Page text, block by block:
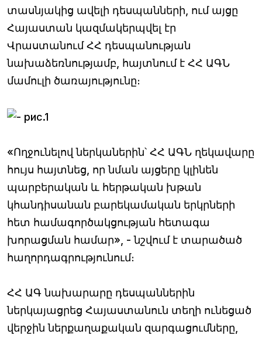
տասնյակից ավելի դեսպանների, ում այցը
Հայաստան կազմակերպվել էր
Վրաստանում ՀՀ դեսպանության
նախաձեռնությամբ, հայտնում է ՀՀ ԱԳՆ
մամուլի ծառայությունը։
«Ողջունելով ներկաներին՝ ՀՀ ԱԳՆ ղեկավարը
հույս հայտնեց, որ նման այցերը կլինեն
պարբերական և հերթական խթան
կհանդիսանան բարեկամական երկրների
հետ համագործակցության հետագա
խորացման համար», - նշվում է տարածած
հաղորդագրությունում։
ՀՀ ԱԳ նախարարը դեսպաններին
ներկայացրեց Հայաստանուն տեղի ունեցած
վերջին ներքաղաքական զարգացումները,